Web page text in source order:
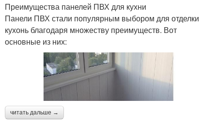
Преимущества панелей ПВХ для кухни
Панели ПВХ стали популярным выбором для отделки
кухонь благодаря множеству преимуществ. Вот
основные из них:
читать дальше →